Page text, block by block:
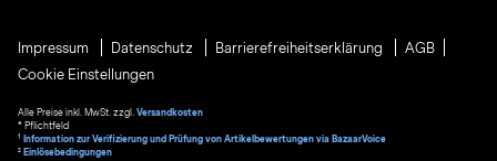
Impressum Datenschutz Barrierefreiheitserklärung
AGB
Cookie Einstellungen
Alle Preise inkl. MwSt. zzgl. Versandkosten
* Pflichtfeld
1
Information zur Verifizierung und Prüfung von Artikelbewertungen via BazaarVoice
² Einlösebedingungen